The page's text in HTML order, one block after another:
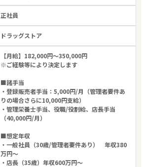
正社員
ドラッグストア
【月給】182,000円～350,000円
※ご経験等により決定します
■諸手当
・登録販売者手当：5,000円/月（管理者要件あ
りの場合さらに10,000円支給）
・管理栄養士手当、役職/役割給、店長手当
（40,000円/月）
■想定年収
・一般社員（30歳/管理者要件あり） 年収380
万円～
・店長（35歳）年収600万円～